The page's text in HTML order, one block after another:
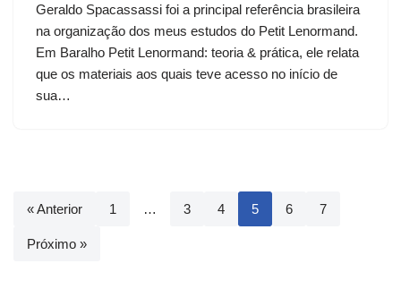
Geraldo Spacassassi foi a principal referência brasileira
na organização dos meus estudos do Petit Lenormand.
Em Baralho Petit Lenormand: teoria & prática, ele relata
que os materiais aos quais teve acesso no início de
sua…
« Anterior 1 … 3 4 5 6 7
Próximo »